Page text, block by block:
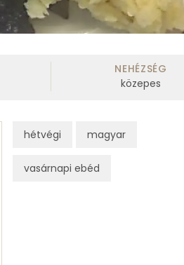
NEHÉZSÉG
közepes
hétvégi magyar
vasárnapi ebéd